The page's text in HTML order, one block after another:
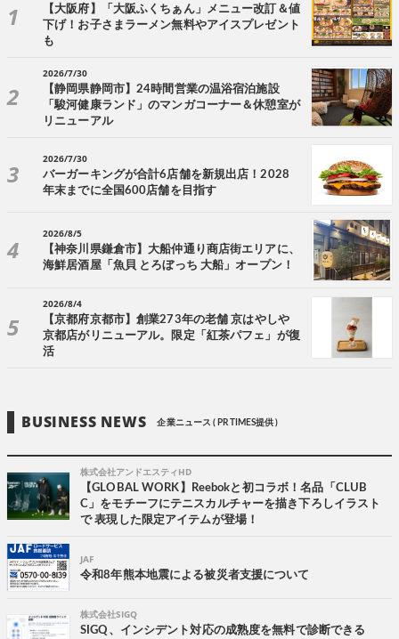
【大阪府】「大阪ふくちぁん」メニュー改訂＆値
下げ！お子さまラーメン無料やアイスプレゼント
も
2026/7/30
【静岡県静岡市】24時間営業の温浴宿泊施設
「駿河健康ランド」のマンガコーナー＆休憩室が
リニューアル
2026/7/30
バーガーキングが合計6店舗を新規出店！2028
年末までに全国600店舗を目指す
2026/8/5
【神奈川県鎌倉市】大船仲通り商店街エリアに、
海鮮居酒屋「魚貝 とろぼっち 大船」オープン！
2026/8/4
【京都府京都市】創業273年の老舗 京はやしや
京都店がリニューアル。限定「紅茶パフェ」が復
活
BUSINESS NEWS 企業ニュース ( PR TIMES提供 )
株式会社アンドエスティHD
【GLOBAL WORK】Reebokと初コラボ！名品「CLUB
C」をモチーフにテニスカルチャーを描き下ろしイラスト
で 表現した限定アイテムが登場！
JAF
令和8年熊本地震による被災者支援について
株式会社SIGQ
SIGQ、インシデント対応の成熟度を無料で診断できる